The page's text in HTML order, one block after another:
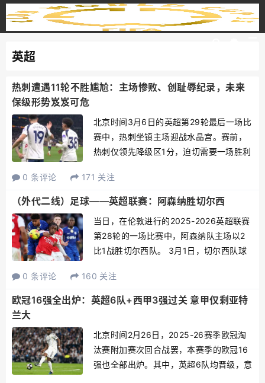
英超
热刺遭遇11轮不胜尴尬：主场惨败、创耻辱纪录，未来
保级形势岌岌可危
北京时间3月6日的英超第29轮最后一场比
赛中，热刺坐镇主场迎战水晶宫。赛前，
热刺仅领先降级区1分，迫切需要一场胜利
大失所望，热刺以1比3惨败给来访的水晶
宫，遗憾地陷入联赛五连败的泥潭。本轮
0 条评论 171 关注
（外代二线）足球——英超联赛：阿森纳胜切尔西
当日，在伦敦进行的2025-2026英超联赛
第28轮的一场比赛中，阿森纳队主场以2
比1战胜切尔西队。 3月1日，切尔西队球
日，阿森纳队球员赖斯（左）与切尔西队
球员帕尔默拼抢。 新华社/欧新3月1日，
0 条评论 160 关注
欧冠16强全出炉：英超6队+西甲3强过关 意甲仅剩亚特
兰大
北京时间2月26日，2025-26赛季欧冠淘
汰赛附加赛次回合战罢，本赛季的欧冠16
强也全部出炉。其中，英超6队均晋级，意